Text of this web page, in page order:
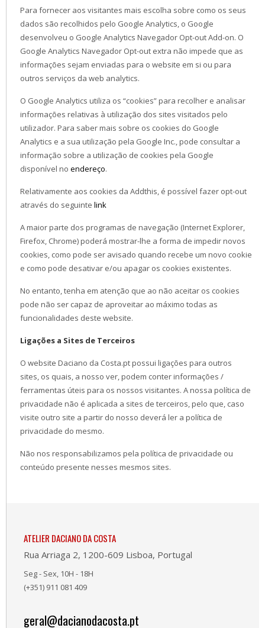
Para fornecer aos visitantes mais escolha sobre como os seus
dados são recolhidos pelo Google Analytics, o Google
desenvolveu o Google Analytics Navegador Opt-out Add-on. O
Google Analytics Navegador Opt-out extra não impede que as
informações sejam enviadas para o website em si ou para
outros serviços da web analytics.
O Google Analytics utiliza os “cookies” para recolher e analisar
informações relativas à utilização dos sites visitados pelo
utilizador. Para saber mais sobre os cookies do Google
Analytics e a sua utilização pela Google Inc., pode consultar a
informação sobre a utilização de cookies pela Google
disponível no endereço.
Relativamente aos cookies da Addthis, é possível fazer opt-out
através do seguinte link
A maior parte dos programas de navegação (Internet Explorer,
Firefox, Chrome) poderá mostrar-lhe a forma de impedir novos
cookies, como pode ser avisado quando recebe um novo cookie
e como pode desativar e/ou apagar os cookies existentes.
No entanto, tenha em atenção que ao não aceitar os cookies
pode não ser capaz de aproveitar ao máximo todas as
funcionalidades deste website.
Ligações a Sites de Terceiros
O website Daciano da Costa.pt possui ligações para outros
sites, os quais, a nosso ver, podem conter informações /
ferramentas úteis para os nossos visitantes. A nossa política de
privacidade não é aplicada a sites de terceiros, pelo que, caso
visite outro site a partir do nosso deverá ler a política de
privacidade do mesmo.
Não nos responsabilizamos pela política de privacidade ou
conteúdo presente nesses mesmos sites.
ATELIER DACIANO DA COSTA
Rua Arriaga 2, 1200-609 Lisboa, Portugal
Seg - Sex, 10H - 18H
(+351) 911 081 409
geral@dacianodacosta.pt